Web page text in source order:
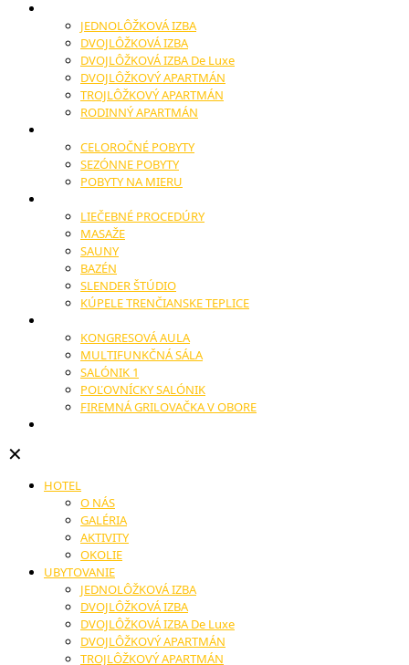
JEDNOLÔŽKOVÁ IZBA
DVOJLÔŽKOVÁ IZBA
DVOJLÔŽKOVÁ IZBA De Luxe
DVOJLÔŽKOVÝ APARTMÁN
TROJLÔŽKOVÝ APARTMÁN
RODINNÝ APARTMÁN
CELOROČNÉ POBYTY
SEZÓNNE POBYTY
POBYTY NA MIERU
LIEČEBNÉ PROCEDÚRY
MASAŽE
SAUNY
BAZÉN
SLENDER ŠTÚDIO
KÚPELE TRENČIANSKE TEPLICE
KONGRESOVÁ AULA
MULTIFUNKČNÁ SÁLA
SALÓNIK 1
POĽOVNÍCKY SALÓNIK
FIREMNÁ GRILOVAČKA V OBORE
✕
HOTEL
O NÁS
GALÉRIA
AKTIVITY
OKOLIE
UBYTOVANIE
JEDNOLÔŽKOVÁ IZBA
DVOJLÔŽKOVÁ IZBA
DVOJLÔŽKOVÁ IZBA De Luxe
DVOJLÔŽKOVÝ APARTMÁN
TROJLÔŽKOVÝ APARTMÁN